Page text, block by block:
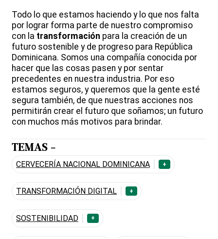
Todo lo que estamos haciendo y lo que nos falta
por lograr forma parte de nuestro compromiso
con la transformación para la creación de un
futuro sostenible y de progreso para República
Dominicana. Somos una compañía conocida por
hacer que las cosas pasen y por sentar
precedentes en nuestra industria. Por eso
estamos seguros, y queremos que la gente esté
segura también, de que nuestras acciones nos
permitirán crear el futuro que soñamos; un futuro
con muchos más motivos para brindar.
TEMAS -
CERVECERÍA NACIONAL DOMINICANA +
TRANSFORMACIÓN DIGITAL +
SOSTENIBILIDAD +